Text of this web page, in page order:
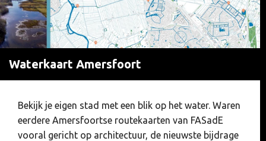
Waterkaart Amersfoort
Bekijk je eigen stad met een blik op het water. Waren
eerdere Amersfoortse routekaarten van FASadE
vooral gericht op architectuur, de nieuwste bijdrage